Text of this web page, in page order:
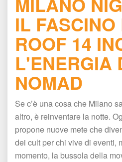
IL
ROOF 14
L'ENERGIA
NOMAD
Se c’è una cosa che Milano
altro, è reinventare la notte.
propone nuove mete che
dei cult per chi vive di eventi,
momento, la bussola della